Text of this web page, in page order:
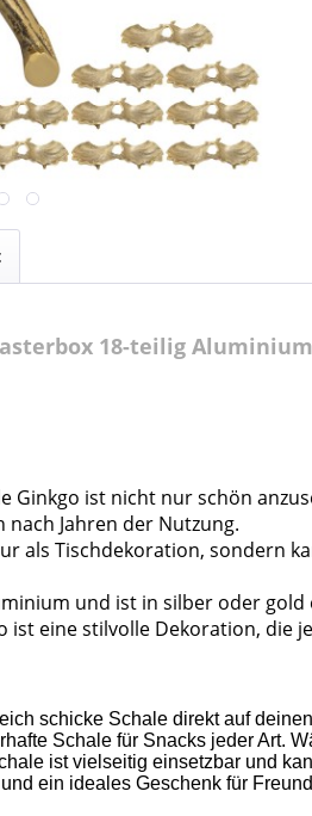
18-teilig
Ginkgo ist nicht nur schön
Jahren der Nutzung.
als Tischdekoration, sondern
und ist in silber oder
ist eine stilvolle Dekoration, die
schicke Schale direkt auf
Schale für Snacks jeder Art.
ist vielseitig einsetzbar und
ein ideales Geschenk für